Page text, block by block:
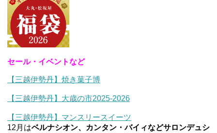
セール・イベントなど
【三越伊勢丹】焼き菓子博
【三越伊勢丹】大歳の市2025-2026
【三越伊勢丹】マンスリースイーツ
12月はベルナシオン、カンタン・バイィなどサロンデュシ